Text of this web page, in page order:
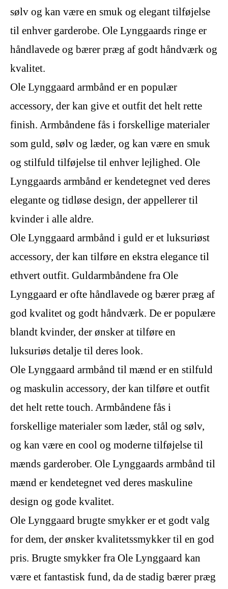
sølv og kan være en smuk og elegant tilføjelse
til enhver garderobe. Ole Lynggaards ringe er
håndlavede og bærer præg af godt håndværk og
kvalitet.
Ole Lynggaard armbånd er en populær
accessory, der kan give et outfit det helt rette
finish. Armbåndene fås i forskellige materialer
som guld, sølv og læder, og kan være en smuk
og stilfuld tilføjelse til enhver lejlighed. Ole
Lynggaards armbånd er kendetegnet ved deres
elegante og tidløse design, der appellerer til
kvinder i alle aldre.
Ole Lynggaard armbånd i guld er et luksuriøst
accessory, der kan tilføre en ekstra elegance til
ethvert outfit. Guldarmbåndene fra Ole
Lynggaard er ofte håndlavede og bærer præg af
god kvalitet og godt håndværk. De er populære
blandt kvinder, der ønsker at tilføre en
luksuriøs detalje til deres look.
Ole Lynggaard armbånd til mænd er en stilfuld
og maskulin accessory, der kan tilføre et outfit
det helt rette touch. Armbåndene fås i
forskellige materialer som læder, stål og sølv,
og kan være en cool og moderne tilføjelse til
mænds garderober. Ole Lynggaards armbånd til
mænd er kendetegnet ved deres maskuline
design og gode kvalitet.
Ole Lynggaard brugte smykker er et godt valg
for dem, der ønsker kvalitetssmykker til en god
pris. Brugte smykker fra Ole Lynggaard kan
være et fantastisk fund, da de stadig bærer præg